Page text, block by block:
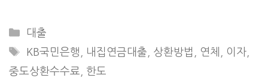
Categories
대출
Tags
KB국민은행 내집연금대출 상환방법 연체 이자,
중도상환수수료
한도